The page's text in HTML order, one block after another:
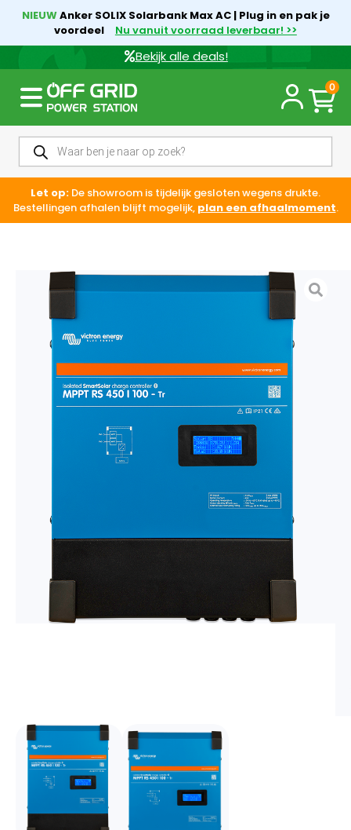
NIEUWAnker SOLIX Solarbank Max AC | Plug in en pak je
voordeel
Nu vanuit voorraad leverbaar! >>
Bekijk alle deals!
0
Let op: De showroom is tijdelijk gesloten wegens drukte.
Bestellingen afhalen blijft mogelijk, plan een afhaalmoment.